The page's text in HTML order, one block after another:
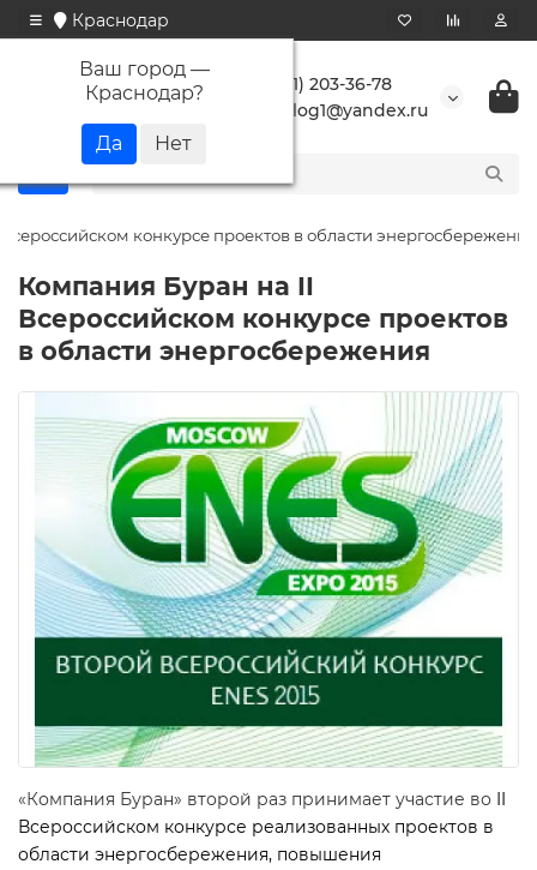
Краснодар
Ваш город —
Краснодар?
+7 (861) 203-36-78
buranlog1@yandex.ru
конкурсе проектов в области энергосбережения
Компания Буран на II
Всероссийском конкурсе проектов
в области энергосбережения
«Компания Буран» второй раз принимает участие во II
Всероссийском конкурсе реализованных проектов в
области энергосбережения, повышения